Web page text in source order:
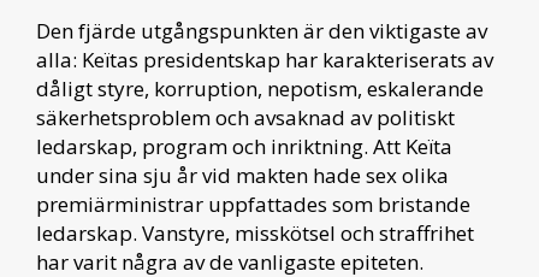
Den fjärde utgångspunkten är den viktigaste av
alla: Keïtas presidentskap har karakteriserats av
dåligt styre, korruption, nepotism, eskalerande
säkerhetsproblem och avsaknad av politiskt
ledarskap, program och inriktning. Att Keïta
under sina sju år vid makten hade sex olika
premiärministrar uppfattades som bristande
ledarskap. Vanstyre, misskötsel och straffrihet
har varit några av de vanligaste epiteten.